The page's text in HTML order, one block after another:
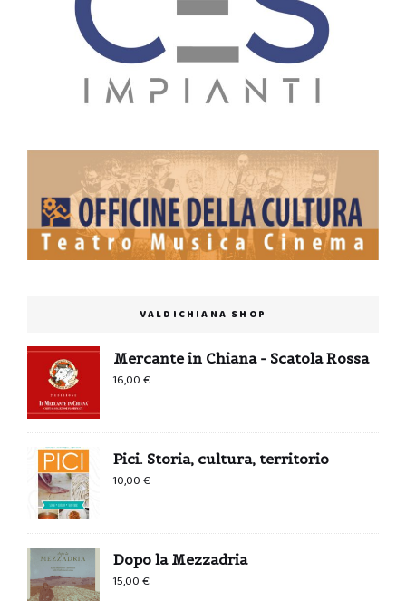
VALDICHIANA SHOP
Mercante in Chiana - Scatola Rossa
16,00€
Pici. Storia, cultura, territorio
10,00€
Dopo la Mezzadria
15,00€